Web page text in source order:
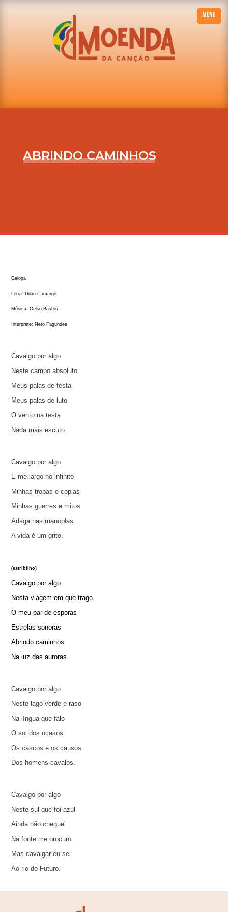
ABRINDO CAMINHOS
Galopa
Letra: Dilan Camargo
Música: Celso Bastos
Intérprete: Neto Fagundes
Cavalgo por algo
Neste campo absoluto
Meus palas de festa
Meus palas de luto
O vento na testa
Nada mais escuto.
Cavalgo por algo
E me largo no infinito
Minhas tropas e coplas
Minhas guerras e mitos
Adaga nas manoplas
A vida é um grito.
(estribilho)
Cavalgo por algo
Nesta viagem em que trago
O meu par de esporas
Estrelas sonoras
Abrindo caminhos
Na luz das auroras.
Cavalgo por algo
Neste lago verde e raso
Na língua que falo
O sol dos ocasos
Os cascos e os causos
Dos homens cavalos.
Cavalgo por algo
Neste sul que foi azul
Ainda não cheguei
Na fonte me procuro
Mas cavalgar eu sei
Ao rio do Futuro.